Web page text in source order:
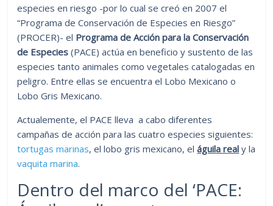
especies en riesgo -por lo cual se creó en 2007 el
“Programa de Conservación de Especies en Riesgo”
(PROCER)- el Programa de Acción para la Conservación
de Especies (PACE) actúa en beneficio y sustento de las
especies tanto animales como vegetales catalogadas en
peligro. Entre ellas se encuentra el Lobo Mexicano o
Lobo Gris Mexicano.
Actualemente, el PACE lleva a cabo diferentes
campañas de acción para las cuatro especies siguientes:
tortugas marinas, el lobo gris mexicano, eláguila real y la
vaquita marina.
Dentro del marco del ‘PACE: